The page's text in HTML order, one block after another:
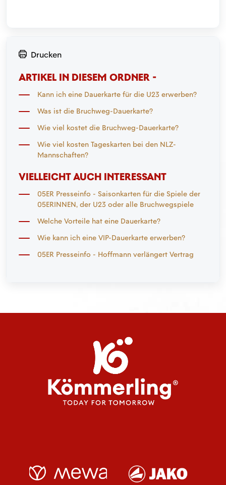
Drucken
ARTIKEL IN DIESEM ORDNER -
Kann ich eine Dauerkarte für die U23 erwerben?
Was ist die Bruchweg-Dauerkarte?
Wie viel kostet die Bruchweg-Dauerkarte?
Wie viel kosten Tageskarten bei den NLZ-
Mannschaften?
VIELLEICHT AUCH INTERESSANT
05ER Presseinfo - Saisonkarten für die Spiele der
05ERINNEN, der U23 oder alle Bruchwegspiele
Welche Vorteile hat eine Dauerkarte?
Wie kann ich eine VIP-Dauerkarte erwerben?
05ER Presseinfo - Hoffmann verlängert Vertrag